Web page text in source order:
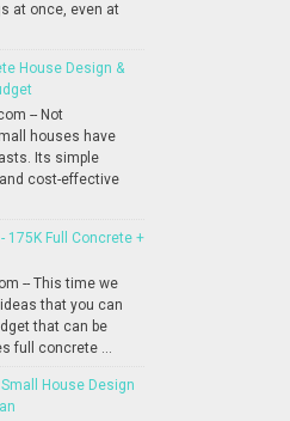
at once, even at
House Design &
-- Not
houses have
Its simple
cost-effective
175K Full Concrete +
-- This time we
that you can
that can be
full concrete ...
House Design